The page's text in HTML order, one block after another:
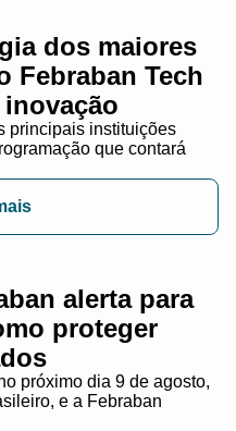
dos maiores
Febraban Tech
principais instituições
que contará
alerta para
proteger
próximo dia 9 de agosto,
e a Febraban